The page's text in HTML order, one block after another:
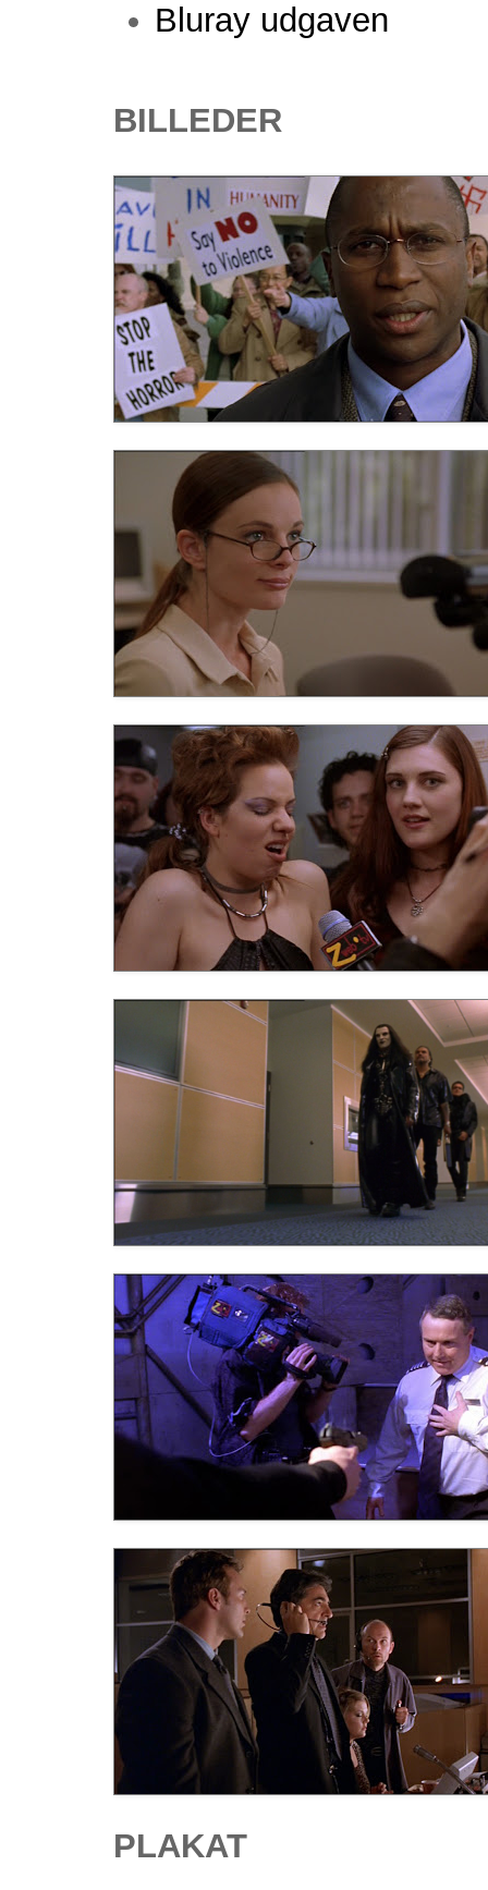
Bluray udgaven
BILLEDER
PLAKAT